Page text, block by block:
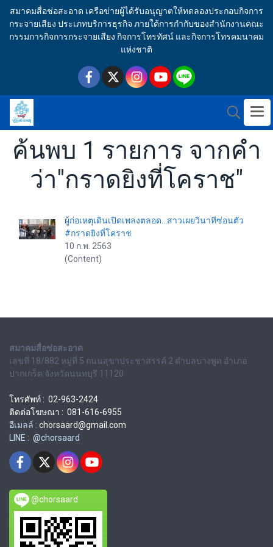
สมาคมสื่อช่อสะอาด เครือข่ายผู้ได้รับอนุญาตให้ทดลองประกอบกิจการ
กระจายเสียง ประเภทบริการธุรกิจ ภายใต้การกำกับของสำนักงานคณะ
กรรมการกิจการกระจายเสียง กิจการโทรทัศน์ และกิจการโทรคมนาคม
แห่งชาติ
ค้นพบ 1 รายการ จากคำ
ว่า"กราดยิงที่โคราช"
ผู้ก่อเหตุเดินเปิดเพลงตลอด...สาวเผยวินาทีซ่อนตัว
#กราดยิงที่โคราช
10 ก.พ. 2563
(Content)
สมาคมสื่อช่อสะอาด
เลขที่ 18/882 หมู่ที่ 5 ถนนสุขาประชาสรรค์ 2 ตำบลบางพูด อำเภอ
ปากเกร็ด จังหวัดนนทบุรี 11120
โทรศัพท์ : 02-963-2424
ติดต่อโฆษณา : 081-616-6955
อีเมลล์ : chorsaard@gmail.com
LINE : @chorsaard
@chorsaard